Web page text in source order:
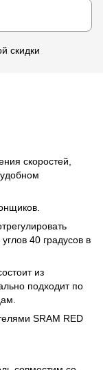
скидки
скоростей,
40 градусов в
из
подходит по
SRAM RED